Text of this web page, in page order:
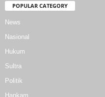
POPULAR CATEGORY
News
Nasional
Hukum
Sultra
Politik
Hankam